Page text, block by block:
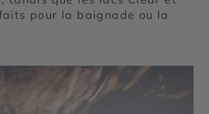
pour la baignade ou la